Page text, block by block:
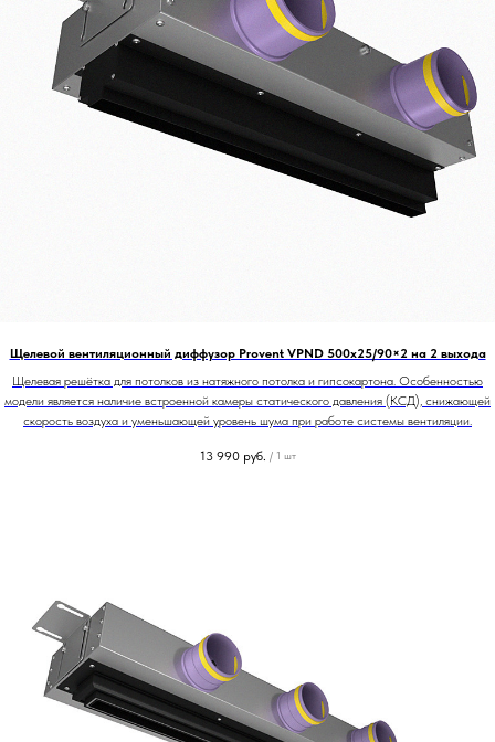
Щелевой вентиляционный диффузор Provent VPND 500х25/90×2 на 2 выхода
Щелевая решётка для потолков из натяжного потолка и гипсокартона. Особенностью
модели является наличие встроенной камеры статического давления (КСД), снижающей
скорость воздуха и уменьшающей уровень шума при работе системы вентиляции.
13 990 руб. / 1 шт